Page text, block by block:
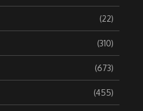
(22)
(310)
(673)
(455)